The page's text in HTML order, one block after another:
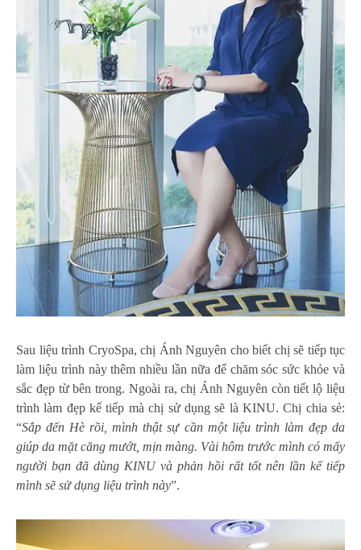
Sau liệu trình CryoSpa, chị Ánh Nguyên cho biết chị sẽ tiếp tục
làm liệu trình này thêm nhiều lần nữa để chăm sóc sức khỏe và
sắc đẹp từ bên trong. Ngoài ra, chị Ánh Nguyên còn tiết lộ liệu
trình làm đẹp kế tiếp mà chị sử dụng sẽ là KINU. Chị chia sẻ:
“Sắp đến Hè rồi, mình thật sự cần một liệu trình làm đẹp da
giúp da mặt căng mướt, mịn màng. Vài hôm trước mình có mấy
người bạn đã dùng KINU và phản hồi rất tốt nên lần kế tiếp
mình sẽ sử dụng liệu trình này”.